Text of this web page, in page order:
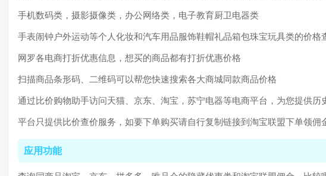
手机数码类，摄影摄像类，办公网络类，电子教育厨卫电器类
手表闹钟户外运动等个人化妆和汽车用品服饰鞋帽礼品箱包珠宝玩具类的价格
网罗各电商打折优惠信息，想买的商品都有打折优惠价格
扫描商品条形码、二维码可以帮您快速搜索各大商城同款商品价格
通过比价购物助手访问天猫、京东、淘宝，苏宁电器等电商平台，为您提供
平台只提供比价查价服务，如要下单购买请自行复制链接到淘宝联盟下单领佣
应用功能